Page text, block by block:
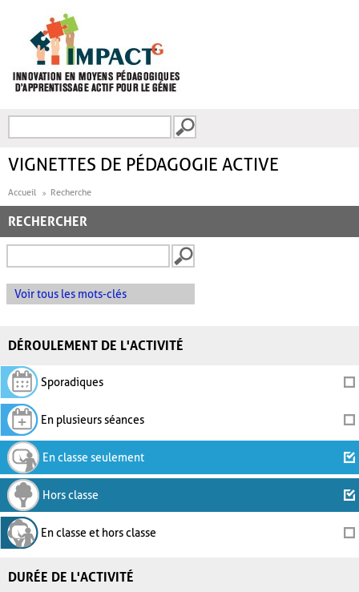
FORMULAIRE DE
VIGNETTES DE PÉDAGOGIE ACTIVE
Accueil Recherche
RECHERCHER
Voir tous les mots-clés
DÉROULEMENT DE L'ACTIVITÉ
Sporadiques
En plusieurs séances
En classe seulement
Hors classe
En classe et hors classe
DURÉE DE L'ACTIVITÉ